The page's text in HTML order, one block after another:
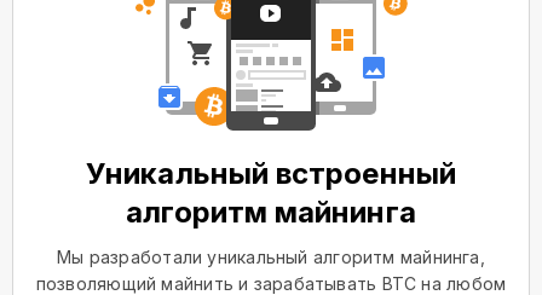
Уникальный встроенный
алгоритм майнинга
Мы разработали уникальный алгоритм майнинга,
позволяющий майнить и зарабатывать BTC на любом